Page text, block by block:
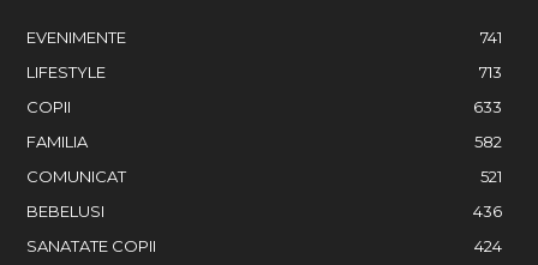
EVENIMENTE
741
LIFESTYLE
713
COPII
633
FAMILIA
582
COMUNICAT
521
BEBELUSI
436
SANATATE COPII
424